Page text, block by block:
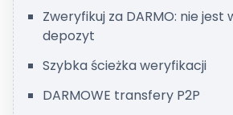
Zweryfikuj za DARMO: nie jest
depozyt
Szybka ścieżka weryfikacji
DARMOWE transfery P2P